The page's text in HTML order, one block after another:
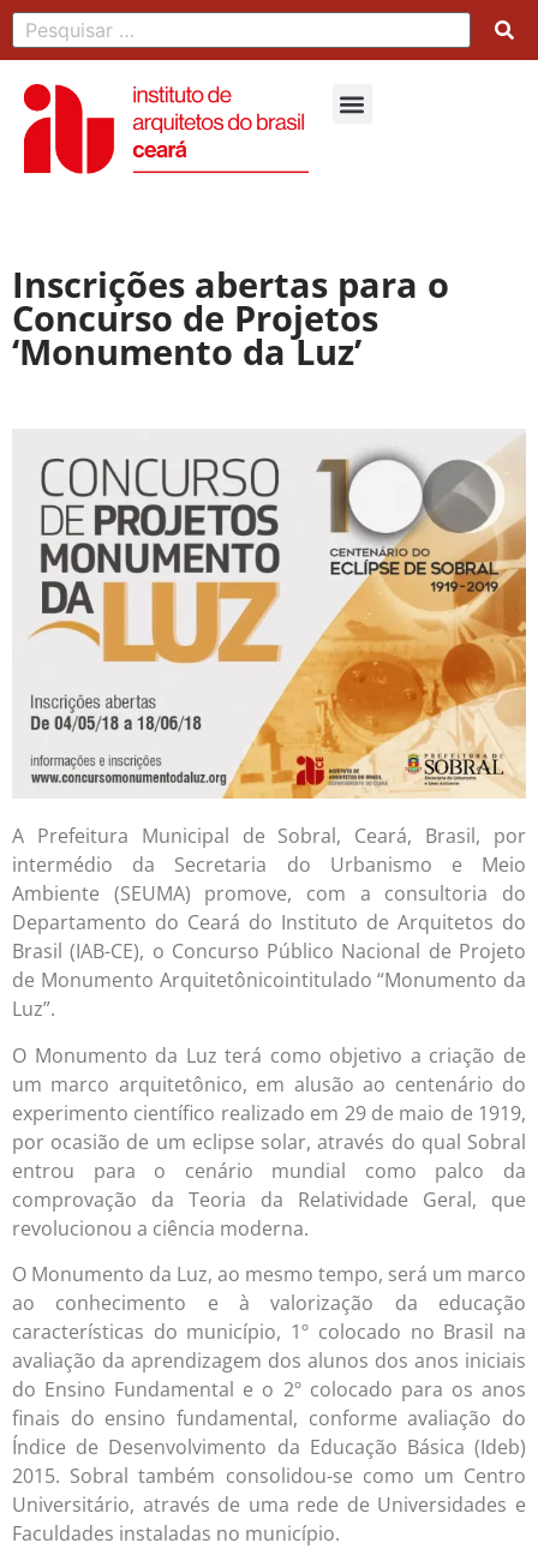
Inscrições abertas para o
Concurso de Projetos
‘Monumento da Luz’
A Prefeitura Municipal de Sobral, Ceará, Brasil, por
intermédio da Secretaria do Urbanismo e Meio
Ambiente (SEUMA) promove, com a consultoria do
Departamento do Ceará do Instituto de Arquitetos do
Brasil (IAB-CE), o Concurso Público Nacional de Projeto
de Monumento Arquitetônicointitulado “Monumento da
Luz”.
O Monumento da Luz terá como objetivo a criação de
um marco arquitetônico, em alusão ao centenário do
experimento científico realizado em 29 de maio de 1919,
por ocasião de um eclipse solar, através do qual Sobral
entrou para o cenário mundial como palco da
comprovação da Teoria da Relatividade Geral, que
revolucionou a ciência moderna.
O Monumento da Luz, ao mesmo tempo, será um marco
ao conhecimento e à valorização da educação
características do município, 1º colocado no Brasil na
avaliação da aprendizagem dos alunos dos anos iniciais
do Ensino Fundamental e o 2º colocado para os anos
finais do ensino fundamental, conforme avaliação do
Índice de Desenvolvimento da Educação Básica (Ideb)
2015. Sobral também consolidou-se como um Centro
Universitário, através de uma rede de Universidades e
Faculdades instaladas no município.